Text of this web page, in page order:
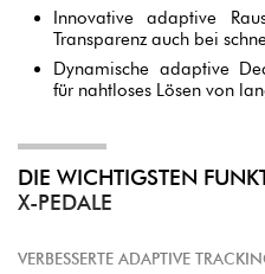
Innovative adaptive
Transparenz auch bei
Dynamische adaptive
für nahtloses Lösen von
DIE WICHTIGSTEN
X-PEDALE
VERBESSERTE ADAPTIVE